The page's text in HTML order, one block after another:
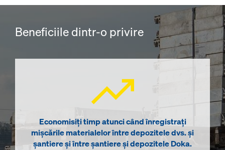
Beneficiile dintr-o privire
Economisiți timp atunci când înregistrați
mișcările materialelor între depozitele dvs. și
șantiere și între șantiere și depozitele Doka.